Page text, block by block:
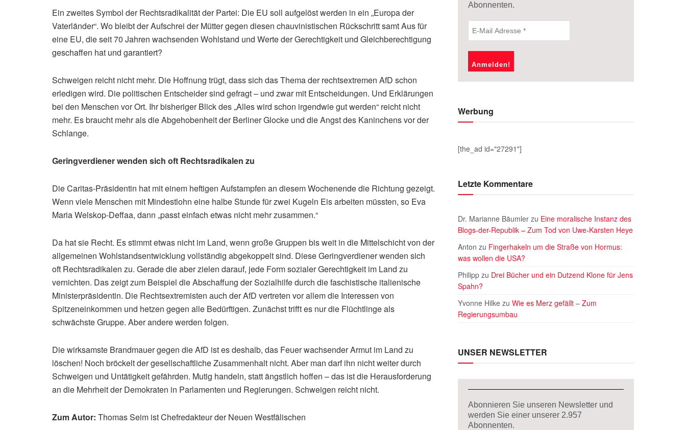
Ein zweites Symbol der Rechtsradikalität der Partei: Die EU soll aufgelöst werden in ein „Europa der
Vaterländer“. Wo bleibt der Aufschrei der Mütter gegen diesen chauvinistischen Rückschritt samt Aus für
eine EU, die seit 70 Jahren wachsenden Wohlstand und Werte der Gerechtigkeit und Gleichberechtigung
geschaffen hat und garantiert?
Schweigen reicht nicht mehr. Die Hoffnung trügt, dass sich das Thema der rechtsextremen AfD schon
erledigen wird. Die politischen Entscheider sind gefragt – und zwar mit Entscheidungen. Und Erklärungen
bei den Menschen vor Ort. Ihr bisheriger Blick des „Alles wird schon irgendwie gut werden“ reicht nicht
mehr. Es braucht mehr als die Abgehobenheit der Berliner Glocke und die Angst des Kaninchens vor der
Schlange.
Geringverdiener wenden sich oft Rechtsradikalen zu
Die Caritas-Präsidentin hat mit einem heftigen Aufstampfen an diesem Wochenende die Richtung gezeigt.
Wenn viele Menschen mit Mindestlohn eine halbe Stunde für zwei Kugeln Eis arbeiten müssten, so Eva
Maria Welskop-Deffaa, dann „passt einfach etwas nicht mehr zusammen.“
Da hat sie Recht. Es stimmt etwas nicht im Land, wenn große Gruppen bis weit in die Mittelschicht von der
allgemeinen Wohlstandsentwicklung vollständig abgekoppelt sind. Diese Geringverdiener wenden sich
oft Rechtsradikalen zu. Gerade die aber zielen darauf, jede Form sozialer Gerechtigkeit im Land zu
vernichten. Das zeigt zum Beispiel die Abschaffung der Sozialhilfe durch die faschistische italienische
Ministerpräsidentin. Die Rechtsextremisten auch der AfD vertreten vor allem die Interessen von
Spitzeneinkommen und hetzen gegen alle Bedürftigen. Zunächst trifft es nur die Flüchtlinge als
schwächste Gruppe. Aber andere werden folgen.
Die wirksamste Brandmauer gegen die AfD ist es deshalb, das Feuer wachsender Armut im Land zu
löschen! Noch bröckelt der gesellschaftliche Zusammenhalt nicht. Aber man darf ihn nicht weiter durch
Schweigen und Untätigkeit gefährden. Mutig handeln, statt ängstlich hoffen – das ist die Herausforderung
an die Mehrheit der Demokraten in Parlamenten und Regierungen. Schweigen reicht nicht.
Zum Autor: Thomas Seim ist Chefredakteur der Neuen Westfälischen
Abonnenten.
Werbung
[the_ad id="27291"]
Letzte Kommentare
Dr. Marianne Bäumler zu Eine moralische Instanz des
Blogs-der-Republik – Zum Tod von Uwe-Karsten Heye
Anton zu Fingerhakeln um die Straße von Hormus:
was wollen die USA?
Philipp zu Drei Bücher und ein Dutzend Klone für Jens
Spahn?
Yvonne Hilke zu Wie es Merz gefällt – Zum
Regierungsumbau
UNSER NEWSLETTER
Abonnieren Sie unseren Newsletter und
werden Sie einer unserer 2.957
Abonnenten.